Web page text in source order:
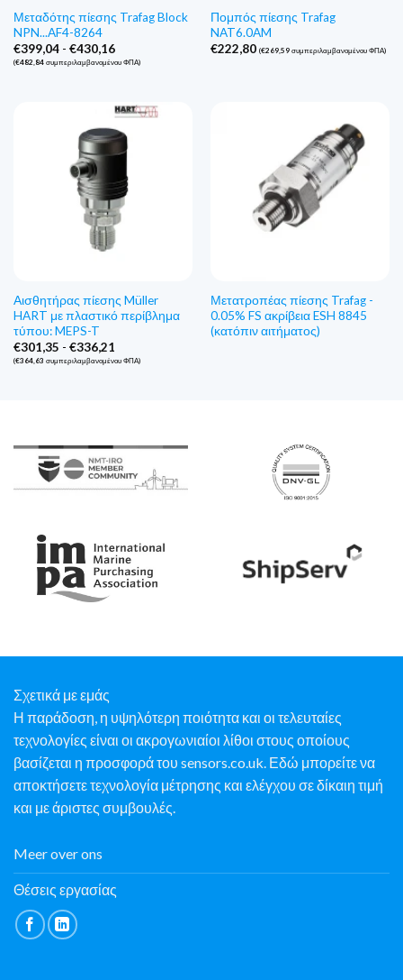
Μεταδότης πίεσης Trafag Block
NPN...AF4-8264
€399,04 - €430,16Εύρος
τιμών:
(€482,84συμπεριλαμβανομένου ΦΠΑ)
Πομπός πίεσης Trafag
NAT6.0AM
€222,80 (€269,59συμπεριλαμβανομένου ΦΠΑ)
Αισθητήρας πίεσης Müller
HART με πλαστικό περίβλημα
τύπου: MEPS-T
€301,35 - €336,21
τιμών:
(€364,63 συμπεριλαμβανομένου ΦΠΑ)
Μετατροπέας πίεσης Trafag -
0.05% FS ακρίβεια ESH 8845
(κατόπιν αιτήματος)
Σχετικά με εμάς
Η παράδοση, η υψηλότερη ποιότητα και οι τελευταίες
τεχνολογίες είναι οι ακρογωνιαίοι λίθοι στους οποίους
βασίζεται η προσφορά του sensors.co.uk. Εδώ μπορείτε να
αποκτήσετε τεχνολογία μέτρησης και ελέγχου σε δίκαιη τιμή
και με άριστες συμβουλές.
Meer over ons
Θέσεις εργασίας